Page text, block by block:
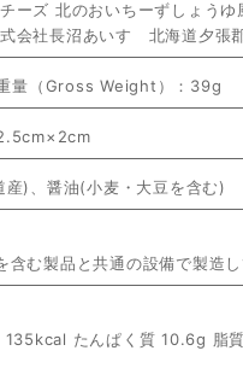
ーズ 北のおいちーずしょうゆ
会社長沼あいす 北海道夕張
（Gross Weight）：39g
産)、醤油(小麦・大豆を含む)
含む製品と共通の設備で製造し
135kcal たんぱく質 10.6g 脂